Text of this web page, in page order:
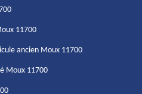
11700
ancien Moux 11700
Moux 11700